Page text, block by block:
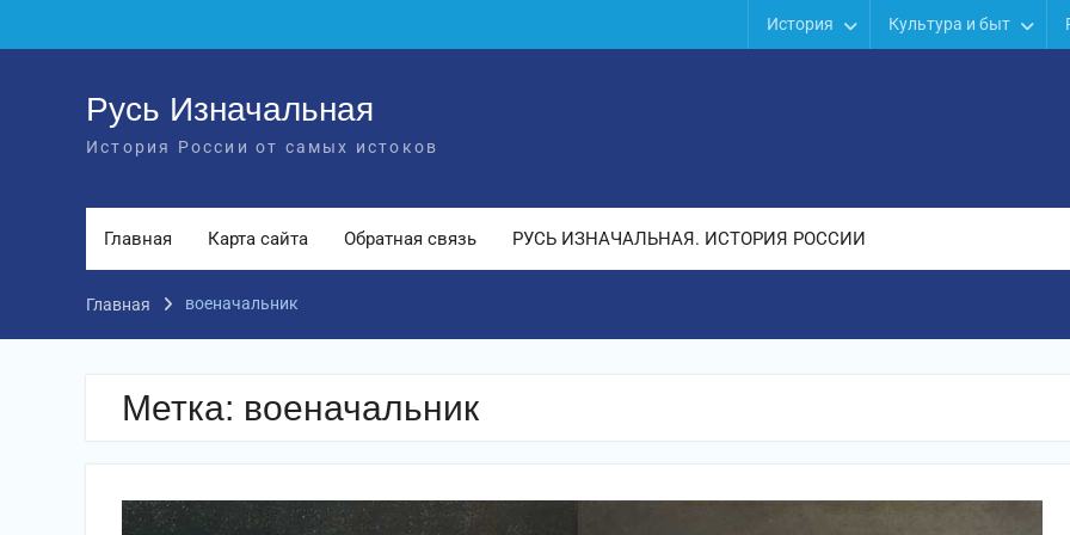
История Культура и быт
Русь Изначальная
История России от самых истоков
Главная Карта сайта Обратная связь РУСЬ ИЗНАЧАЛЬНАЯ. ИСТОРИЯ РОССИИ
Главная военачальник
Метка: военачальник